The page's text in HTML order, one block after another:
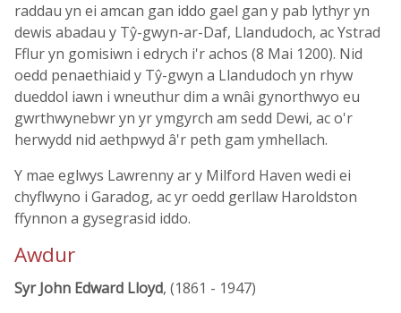
raddau yn ei amcan gan iddo gael gan y pab lythyr yn
dewis abadau y Tŷ-gwyn-ar-Daf, Llandudoch, ac Ystrad
Fflur yn gomisiwn i edrych i'r achos (8 Mai 1200). Nid
oedd penaethiaid y Tŷ-gwyn a Llandudoch yn rhyw
dueddol iawn i wneuthur dim a wnâi gynorthwyo eu
gwrthwynebwr yn yr ymgyrch am sedd Dewi, ac o'r
herwydd nid aethpwyd â'r peth gam ymhellach.
Y mae eglwys Lawrenny ar y Milford Haven wedi ei
chyflwyno i Garadog, ac yr oedd gerllaw Haroldston
ffynnon a gysegrasid iddo.
Awdur
Syr John Edward Lloyd, (1861 - 1947)